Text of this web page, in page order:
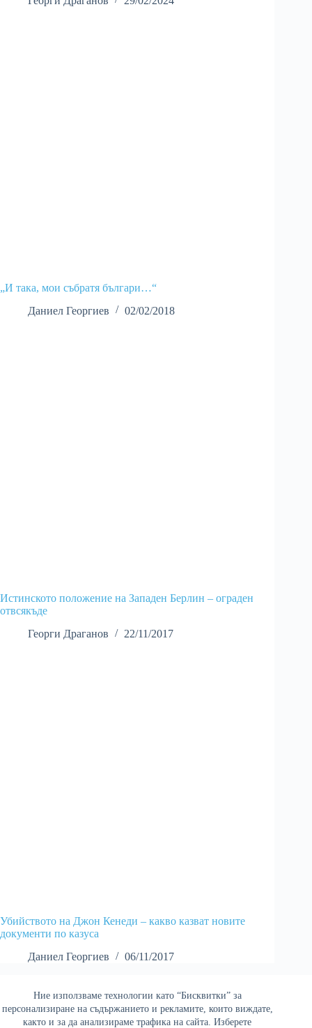
Ние използваме технологии като “Бисквитки” за
персонализиране на съдържанието и рекламите, които виждате,
както и за да анализираме трафика на сайта. Изберете
„И така, мои събратя българи…“
Даниел Георгиев
02/02/2018
Истинското положение на Западен Берлин – ограден
отвсякъде
Георги Драганов
22/11/2017
Убийството на Джон Кенеди – какво казват новите
документи по казуса
Даниел Георгиев
06/11/2017